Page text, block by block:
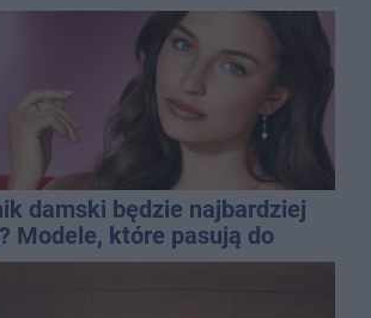
damski będzie najbardziej
Modele, które pasują do